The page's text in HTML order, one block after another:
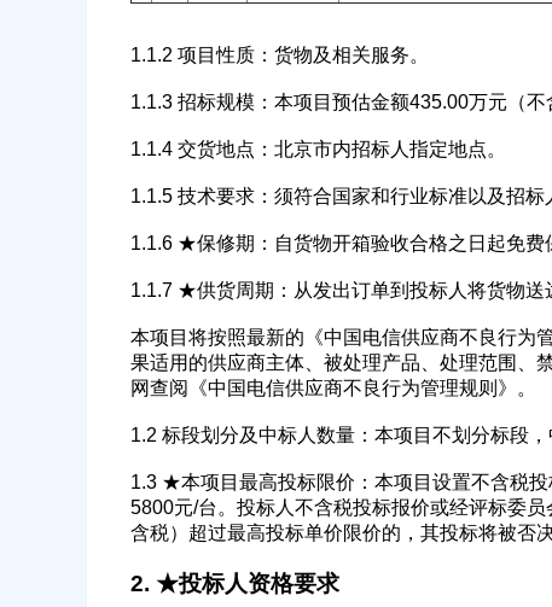
1.1.2 项目性质：货物及相关服务。
1.1.3 招标规模：本项目预估金额435.00万元（不
1.1.4 交货地点：北京市内招标人指定地点。
1.1.5 技术要求：须符合国家和行业标准以及招标
1.1.6 ★保修期：自货物开箱验收合格之日起免费
1.1.7 ★供货周期：从发出订单到投标人将货物送
本项目将按照最新的《中国电信供应商不良行为
果适用的供应商主体、被处理产品、处理范围、
网查阅《中国电信供应商不良行为管理规则》。
1.2 标段划分及中标人数量：本项目不划分标段，
1.3 ★本项目最高投标限价：本项目设置不含税
5800元/台。投标人不含税投标报价或经评标委
含税）超过最高投标单价限价的，其投标将被否决
2. ★投标人资格要求